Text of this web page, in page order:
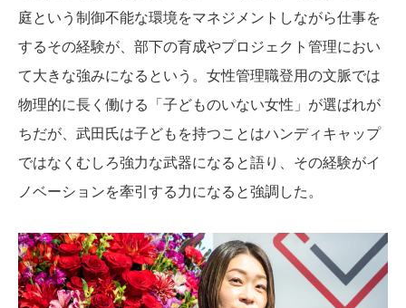
庭という制御不能な環境をマネジメントしながら仕事を
するその経験が、部下の育成やプロジェクト管理におい
て大きな強みになるという。女性管理職登用の文脈では
物理的に長く働ける「子どものいない女性」が選ばれが
ちだが、武田氏は子どもを持つことはハンディキャップ
ではなくむしろ強力な武器になると語り、その経験がイ
ノベーションを牽引する力になると強調した。